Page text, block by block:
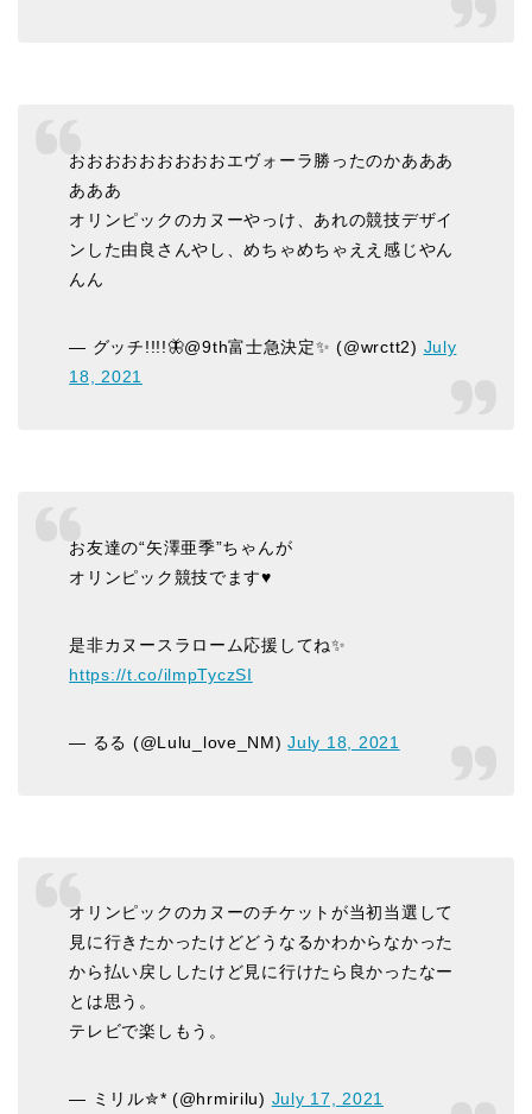
おおおおおおおおおエヴォーラ勝ったのかあああ
あああ
オリンピックのカヌーやっけ、あれの競技デザイ
ンした由良さんやし、めちゃめちゃええ感じやん
んん
— グッチ!!!!🦋@9th富士急決定✨ (@wrctt2) July
18, 2021
お友達の“矢澤亜季”ちゃんが
オリンピック競技でます♥️
是非カヌースラローム応援してね✨
https://t.co/ilmpTyczSI
— るる (@Lulu_love_NM)July 18, 2021
オリンピックのカヌーのチケットが当初当選して
見に行きたかったけどどうなるかわからなかった
から払い戻ししたけど見に行けたら良かったなー
とは思う。
テレビで楽しもう。
— ミリル✮* (@hrmirilu) July 17, 2021